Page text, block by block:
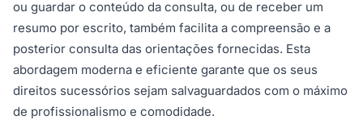
ou guardar o conteúdo da consulta, ou de receber um
resumo por escrito, também facilita a compreensão e a
posterior consulta das orientações fornecidas. Esta
abordagem moderna e eficiente garante que os seus
direitos sucessórios sejam salvaguardados com o máximo
de profissionalismo e comodidade.